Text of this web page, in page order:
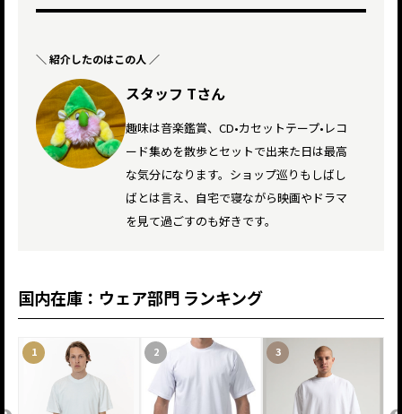
スタッフ Tさん
趣味は音楽鑑賞、CD•カセットテープ•レコ
ード集めを散歩とセットで出来た日は最高
な気分になります。ショップ巡りもしばし
ばとは言え、自宅で寝ながら映画やドラマ
を見て過ごすのも好きです。
国内在庫：ウェア部門 ランキング
1 2 3